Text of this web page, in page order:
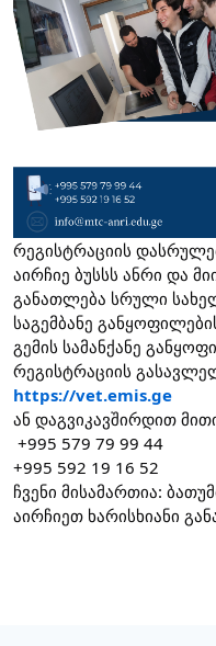
რეგისტრაციის
აირჩიე ბუსსს ანრი და
განათლება სრული
საგემბანე
გემის სამანქანე
რეგისტრაციის
https://vet.emis.ge
ან დაგვიკავშირდით
‪‪ +995 579 79 99 44‬‬‬‬‬‬‬ ‪‪
‪‪+995 592 19 16 52‬‬‬‬‬‬‬
ჩვენი მისამართია:
აირჩიეთ ხარისხიანი